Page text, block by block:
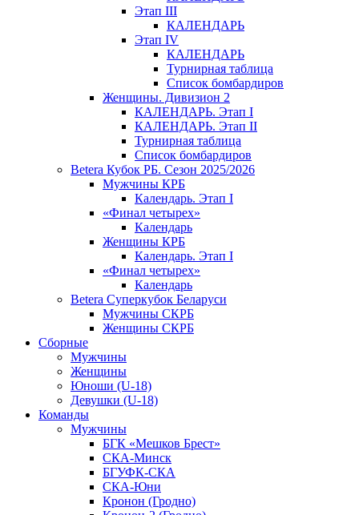
Этап III
КАЛЕНДАРЬ
Этап IV
КАЛЕНДАРЬ
Турнирная таблица
Список бомбардиров
Женщины. Дивизион 2
КАЛЕНДАРЬ. Этап I
КАЛЕНДАРЬ. Этап II
Турнирная таблица
Список бомбардиров
Betera Кубок РБ. Сезон 2025/2026
Мужчины КРБ
Календарь. Этап I
«Финал четырех»
Календарь
Женщины КРБ
Календарь. Этап I
«Финал четырех»
Календарь
Betera Суперкубок Беларуси
Мужчины СКРБ
Женщины СКРБ
Сборные
Мужчины
Женщины
Юноши (U-18)
Девушки (U-18)
Команды
Мужчины
БГК «Мешков Брест»
СКА-Минск
БГУФК-СКА
СКА-Юни
Кронон (Гродно)